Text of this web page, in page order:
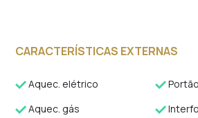
CARACTERÍSTICAS EXTERNAS
Aquec. elétrico
Aquec. gás